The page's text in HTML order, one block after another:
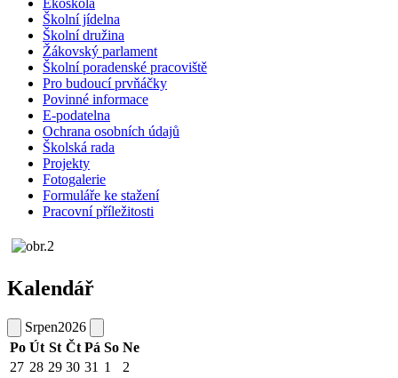
Ekoškola
Školní jídelna
Školní družina
Žákovský parlament
Školní poradenské pracoviště
Pro budoucí prvňáčky
Povinné informace
E-podatelna
Ochrana osobních údajů
Školská rada
Projekty
Fotogalerie
Formuláře ke stažení
Pracovní příležitosti
Kalendář
Srpen2026
Po Út St Čt Pá So Ne
27 28 29 30 31 1
2